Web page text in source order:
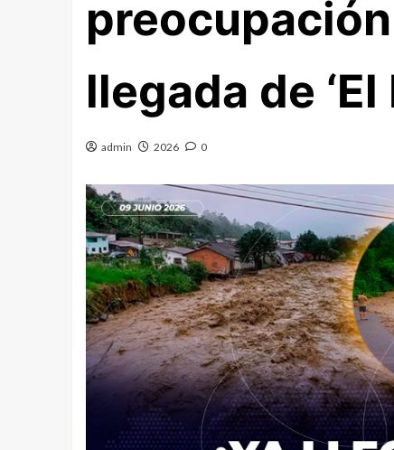
llegada de ‘El
admin 2026 0